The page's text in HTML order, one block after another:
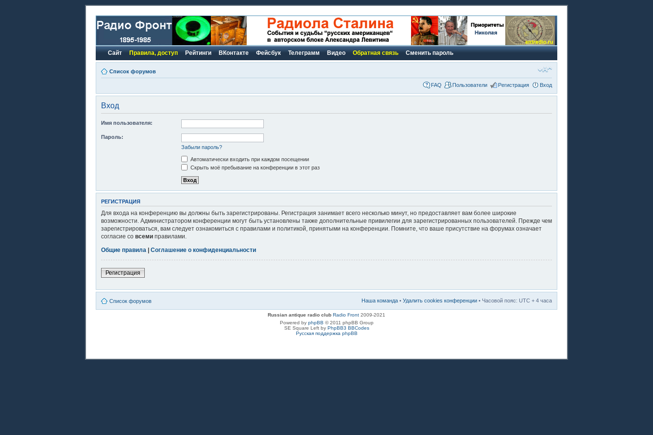
Сайт Правила, доступ Рейтинги ВКонтакте Фейсбук Телеграмм Видео Обратная связь Сменить пароль
Список форумов
FAQ Пользователи Регистрация Вход
Вход
Имя пользователя:
Пароль:
Забыли пароль?
Автоматически входить при каждом посещении
Скрыть моё пребывание на конференции в этот раз
РЕГИСТРАЦИЯ
Для входа на конференцию вы должны быть зарегистрированы. Регистрация занимает всего несколько минут, но предоставляет вам более широкие
возможности. Администратором конференции могут быть установлены также дополнительные привилегии для зарегистрированных пользователей. Прежде чем
зарегистрироваться, вам следует ознакомиться с правилами и политикой, принятыми на конференции. Помните, что ваше присутствие на форумах означает
согласие со всеми правилами.
Общие правила | Соглашение о конфиденциальности
Регистрация
Список форумов Наша команда • Удалить cookies конференции • Часовой пояс: UTC + 4 часа
Russian antique radio club Radio Front 2009-2021
Powered by phpBB © 2011 phpBB Group
SE Square Left by PhpBB3 BBCodes
Русская поддержка phpBB